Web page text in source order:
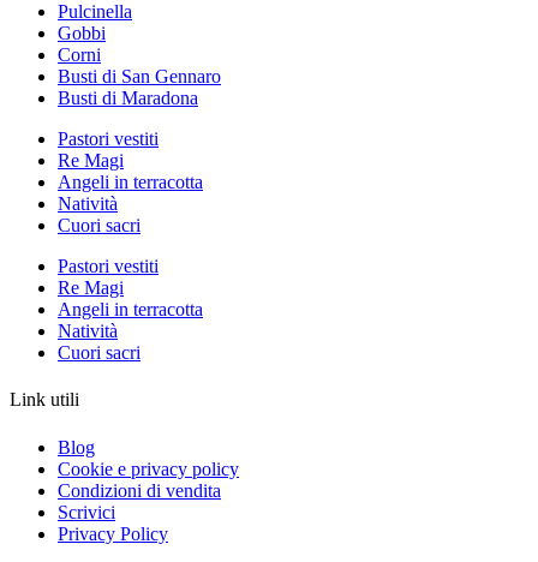
Pulcinella
Gobbi
Corni
Busti di San Gennaro
Busti di Maradona
Pastori vestiti
Re Magi
Angeli in terracotta
Natività
Cuori sacri
Pastori vestiti
Re Magi
Angeli in terracotta
Natività
Cuori sacri
Link utili
Blog
Cookie e privacy policy
Condizioni di vendita
Scrivici
Privacy Policy